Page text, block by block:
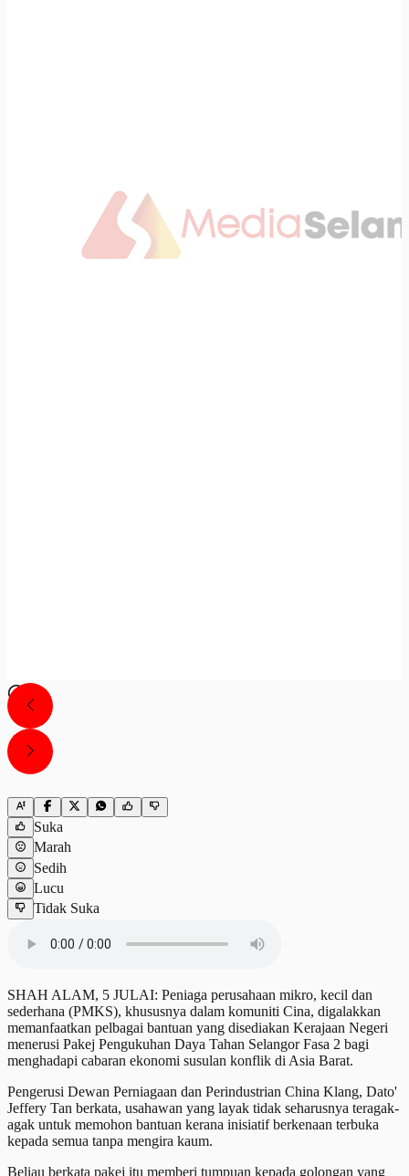
Suka
Marah
Sedih
Lucu
Tidak Suka
SHAH ALAM, 5 JULAI: Peniaga perusahaan mikro, kecil dan
sederhana (PMKS), khususnya dalam komuniti Cina, digalakkan
memanfaatkan pelbagai bantuan yang disediakan Kerajaan Negeri
menerusi Pakej Pengukuhan Daya Tahan Selangor Fasa 2 bagi
menghadapi cabaran ekonomi susulan konflik di Asia Barat.
Pengerusi Dewan Perniagaan dan Perindustrian China Klang, Dato'
Jeffery Tan berkata, usahawan yang layak tidak seharusnya teragak-
agak untuk memohon bantuan kerana inisiatif berkenaan terbuka
kepada semua tanpa mengira kaum.
Beliau berkata pakej itu memberi tumpuan kepada golongan yang